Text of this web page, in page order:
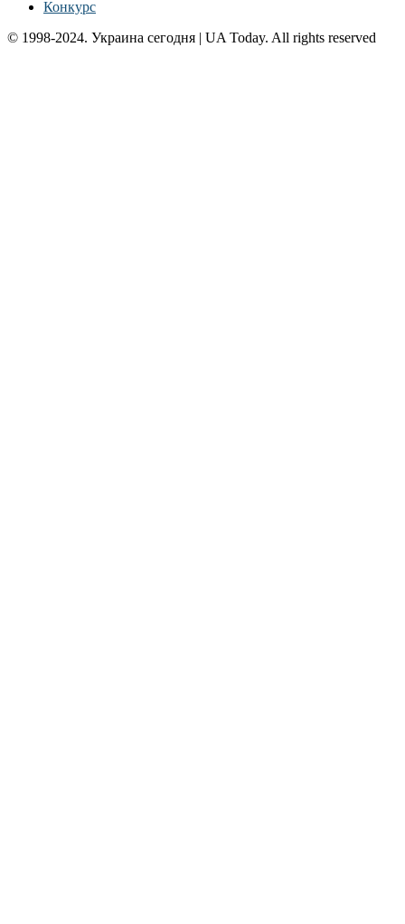
Конкурс
© 1998-2024. Украина сегодня | UA Today. All rights reserved